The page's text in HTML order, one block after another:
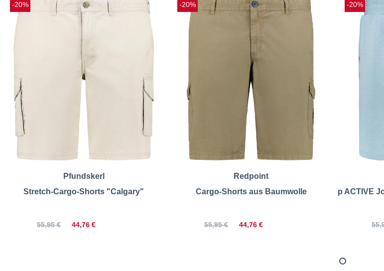
Pfundskerl
Stretch-Cargo-Shorts "Calgary"
44,76 €
55,95 €
-20%
Redpoint
Cargo-Shorts aus Baumwolle
44,76 €
55,95 €
-20%
p ACTIVE
-20%